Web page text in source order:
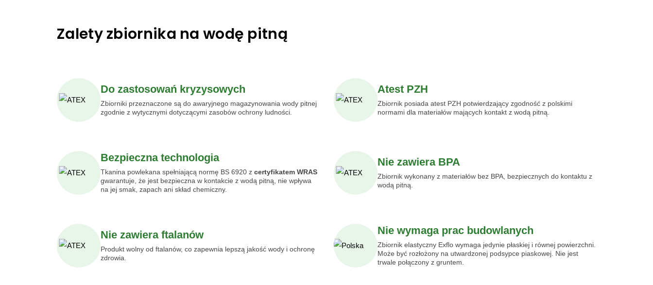
Zalety zbiornika na wodę pitną
Do zastosowań kryzysowych
Zbiorniki przeznaczone są do awaryjnego magazynowania wody pitnej
zgodnie z wytycznymi dotyczącymi zasobów ochrony ludności.
Atest PZH
Zbiornik posiada atest PZH potwierdzający zgodność z polskimi
normami dla materiałów mających kontakt z wodą pitną.
Bezpieczna technologia
Tkanina powlekana spełniającą normę BS 6920 z certyfikatem WRAS
gwarantuje, że jest bezpieczna w kontakcie z wodą pitną, nie wpływa
na jej smak, zapach ani skład chemiczny.
Nie zawiera BPA
Zbiornik wykonany z materiałów bez BPA, bezpiecznych do kontaktu z
wodą pitną.
Nie zawiera ftalanów
Produkt wolny od ftalanów, co zapewnia lepszą jakość wody i ochronę
zdrowia.
Nie wymaga prac budowlanych
Zbiornik elastyczny Exflo wymaga jedynie płaskiej i równej powierzchni.
Może być rozłożony na utwardzonej podsypce piaskowej. Nie jest
trwale połączony z gruntem.